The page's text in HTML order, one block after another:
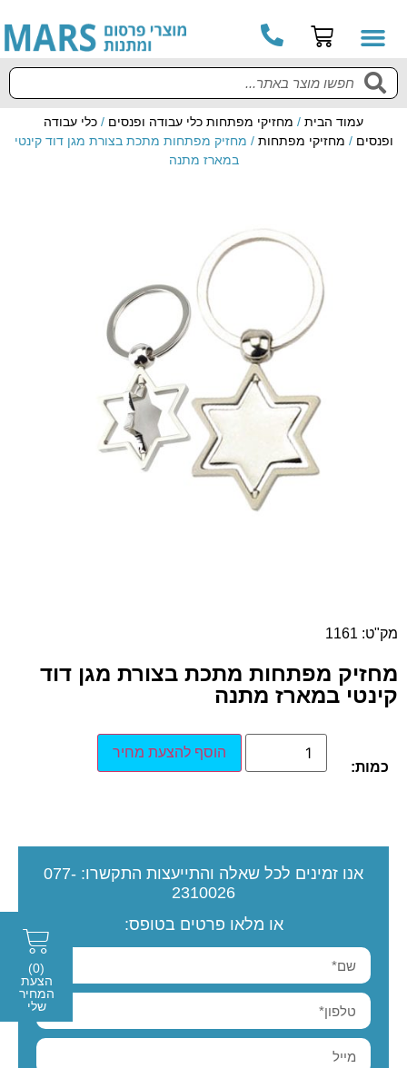
עמוד הבית / מחזיקי מפתחות כלי עבודה ופנסים / כלי עבודה
ופנסים / מחזיקי מפתחות / מחזיק מפתחות מתכת בצורת מגן דוד קינטי
במארז מתנה
מק"ט: 1161
מחזיק מפתחות מתכת בצורת מגן דוד
קינטי במארז מתנה
כמות:
הוסף להצעת מחיר
אנו זמינים לכל שאלה והתייעצות התקשרו: 077-
2310026
או מלאו פרטים בטופס:
(0)
הצעת
המחיר
שלי